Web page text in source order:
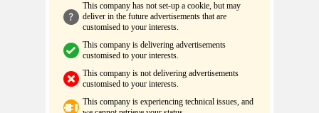
This company has not set-up a cookie, but may
deliver in the future advertisements that are
customised to your interests.
This company is delivering advertisements
customised to your interests.
This company is not delivering advertisements
customised to your interests.
This company is experiencing technical issues, and